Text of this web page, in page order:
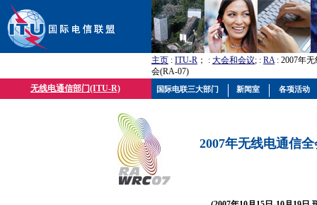
主页 : ITU-R ； : 大会和会议; : RA: 2007年
会(RA-07)
无线电通信部门(ITU-R)
2007年无线电通信
国际电联三大部门 新闻室 各项活动